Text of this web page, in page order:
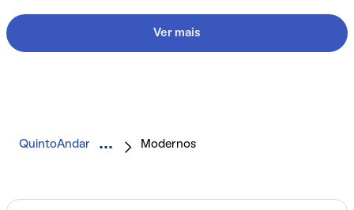
Ver mais
QuintoAndar Modernos